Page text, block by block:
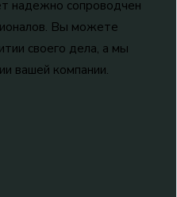
надежно сопроводчен
Вы можете
своего дела, а мы
вашей компании.